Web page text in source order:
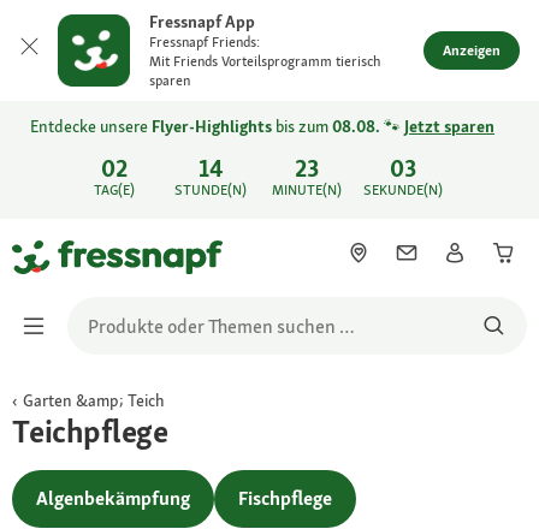
Fressnapf App
Fressnapf Friends:
Mit Friends Vorteilsprogramm tierisch
sparen
Anzeigen
02
TAG(E)
14
STUNDE(N)
23
MINUTE(N)
03
SEKUNDE(N)
Entdecke unsere Flyer-Highlights bis zum08.08. 🐾 Jetzt sparen
Garten &amp; Teich
Teichpflege
Algenbekämpfung Fischpflege